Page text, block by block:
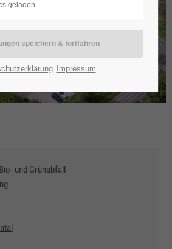
und Grünabfall
geladen
Impressum